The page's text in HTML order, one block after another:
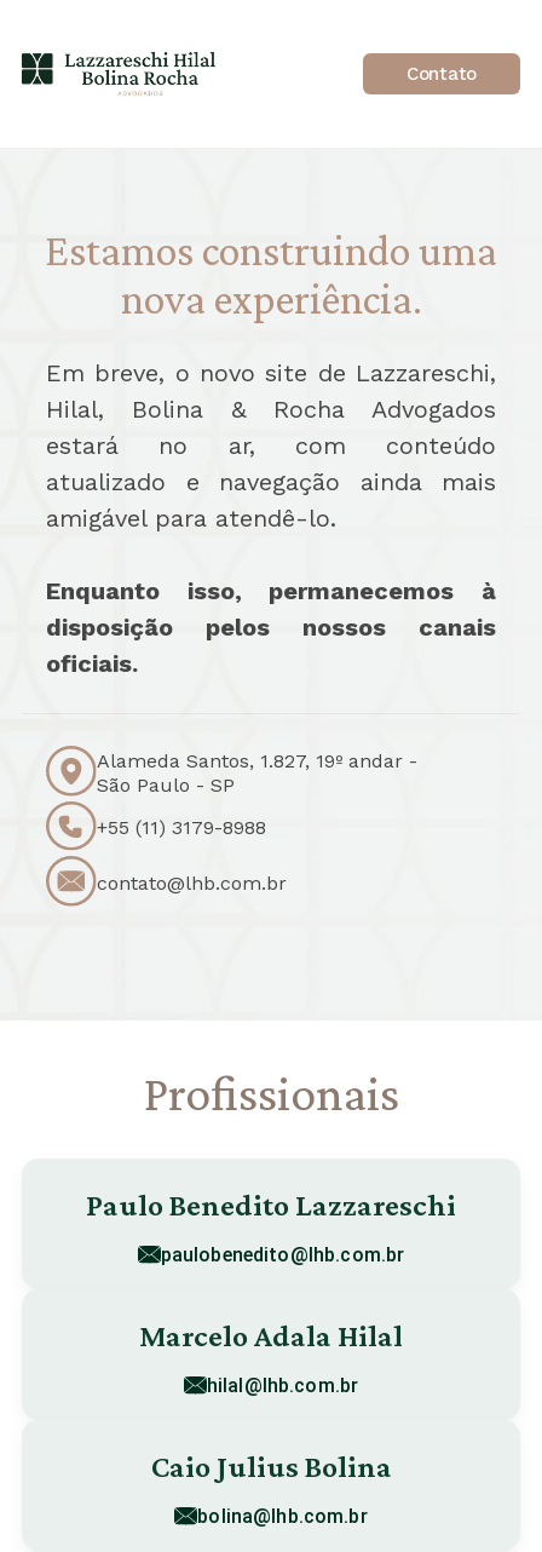
Contato
Estamos construindo uma
nova experiência.
Em breve, o novo site de Lazzareschi,
Hilal, Bolina & Rocha Advogados
estará no ar, com conteúdo
atualizado e navegação ainda mais
amigável para atendê-lo.
Enquanto isso, permanecemos à
disposição pelos nossos canais
oficiais.
Alameda Santos, 1.827, 19º andar -
São Paulo - SP
+55 (11) 3179-8988
contato@lhb.com.br
Profissionais
Paulo Benedito Lazzareschi
paulobenedito@lhb.com.br
Marcelo Adala Hilal
hilal@lhb.com.br
Caio Julius Bolina
bolina@lhb.com.br